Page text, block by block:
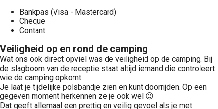
Bankpas (Visa - Mastercard)
Cheque
Contant
Veiligheid op en rond de camping
Wat ons ook direct opviel was de veiligheid op de camping. Bij
de slagboom van de receptie staat altijd iemand die controleert
wie de camping opkomt.
Je laat je tijdelijke polsbandje zien en kunt doorrijden. Op een
gegeven moment herkennen ze je ook wel 😉
Dat geeft allemaal een prettig en veilig gevoel als je met